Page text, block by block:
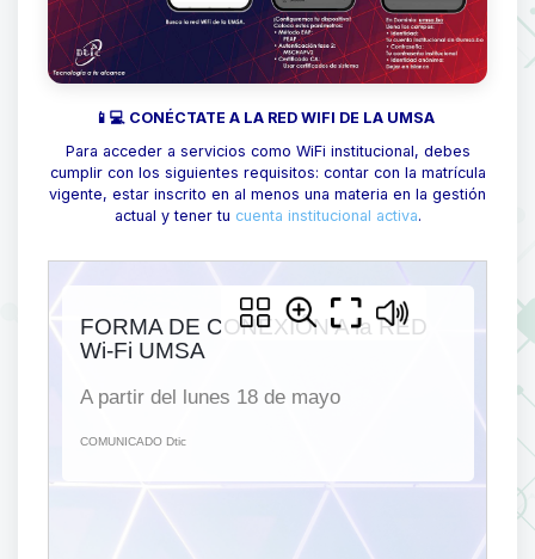
📱💻 CONÉCTATE A LA RED WIFI DE LA UMSA
Para acceder a servicios como WiFi institucional, debes
cumplir con los siguientes requisitos: contar con la matrícula
vigente, estar inscrito en al menos una materia en la gestión
actual y tener tu cuenta institucional activa.